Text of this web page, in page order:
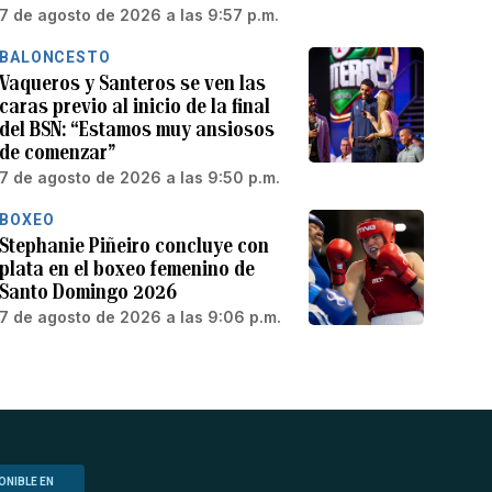
7 de agosto de 2026 a las 9:57 p.m.
BALONCESTO
Vaqueros y Santeros se ven las
caras previo al inicio de la final
del BSN: “Estamos muy ansiosos
de comenzar”
7 de agosto de 2026 a las 9:50 p.m.
BOXEO
Stephanie Piñeiro concluye con
plata en el boxeo femenino de
Santo Domingo 2026
7 de agosto de 2026 a las 9:06 p.m.
EN